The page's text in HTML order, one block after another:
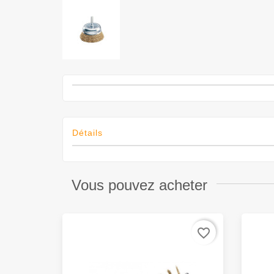
Détails
Vous pouvez acheter
favorite_border